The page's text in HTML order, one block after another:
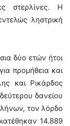
στερλίνες. Η
ληστρική
δύο ετών ήτοι
προμήθεια και
και Ρικάρδος
δανείου
τον λόρδο
14.889